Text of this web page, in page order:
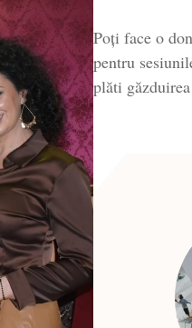
Poți face o
pentru
plăti